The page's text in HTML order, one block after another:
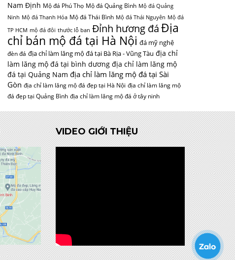
Nam Định Mộ đá Phú Thọ Mộ đá Quảng Bình Mộ đá Quảng
Ninh Mộ đá Thanh Hóa Mộ đá Thái Bình Mộ đá Thái Nguyên Mộ đá
TP HCM mộ đá đôi thước lỗ ban Đỉnh hương đáĐịa
chỉ bán mộ đá tại Hà Nội đá mỹ nghệ
đèn đá địa chỉ làm lăng mộ đá tại Bà Rịa - Vũng Tàu địa chỉ
làm lăng mộ đá tại bình dương địa chỉ làm lăng mộ
đá tại Quảng Nam địa chỉ làm lăng mộ đá tại Sài
Gòn địa chỉ làm lăng mộ đá đẹp tại Hà Nội địa chỉ làm lăng mộ
đá đẹp tại Quảng Bình địa chỉ làm lăng mộ đá ở tây ninh
VIDEO GIỚI THIỆU